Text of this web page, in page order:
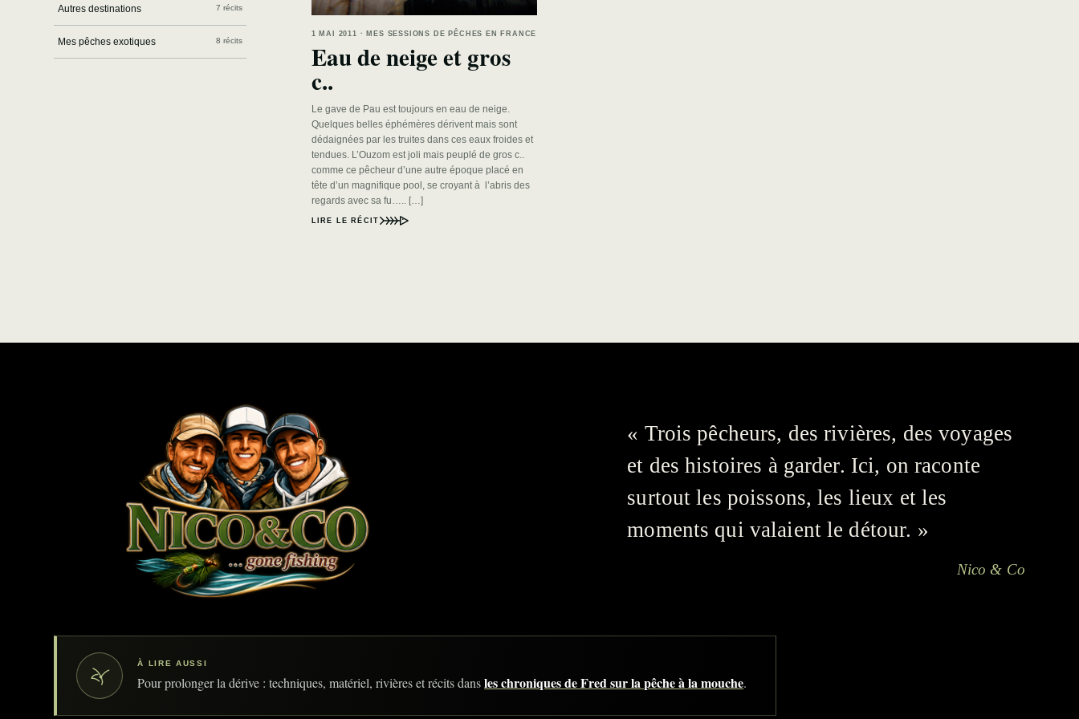
Autres destinations 7 récits
Mes pêches exotiques 8 récits
1 MAI 2011 · MES SESSIONS DE PÊCHES EN FRANCE
Eau de neige et gros
c..
Le gave de Pau est toujours en eau de neige.
Quelques belles éphémères dérivent mais sont
dédaignées par les truites dans ces eaux froides et
tendues. L’Ouzom est joli mais peuplé de gros c..
comme ce pêcheur d’une autre époque placé en
tête d’un magnifique pool, se croyant à l’abris des
regards avec sa fu….. […]
LIRE LE RÉCIT
« Trois pêcheurs, des rivières, des voyages
et des histoires à garder. Ici, on raconte
surtout les poissons, les lieux et les
moments qui valaient le détour. »
Nico & Co
À LIRE AUSSI
Pour prolonger la dérive : techniques, matériel, rivières et récits dansles chroniques de Fred sur la pêche à la mouche.